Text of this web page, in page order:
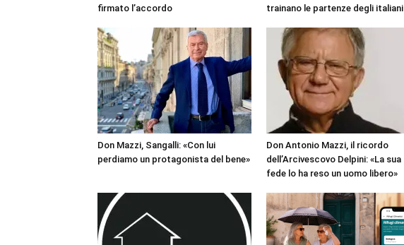
firmato l’accordo
trainano le partenze degli italiani
Don Mazzi, Sangalli: «Con lui
perdiamo un protagonista del bene»
Don Antonio Mazzi, il ricordo
dell’Arcivescovo Delpini: «La sua
fede lo ha reso un uomo libero»